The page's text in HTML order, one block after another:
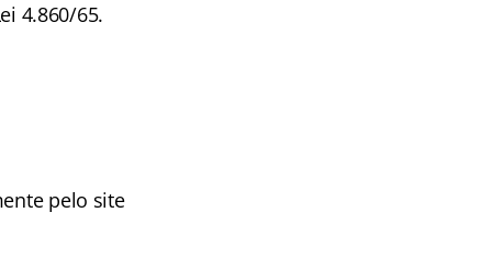
4.860/65.
pelo site